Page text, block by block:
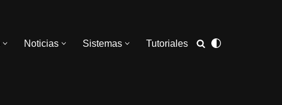
Noticias Sistemas Tutoriales